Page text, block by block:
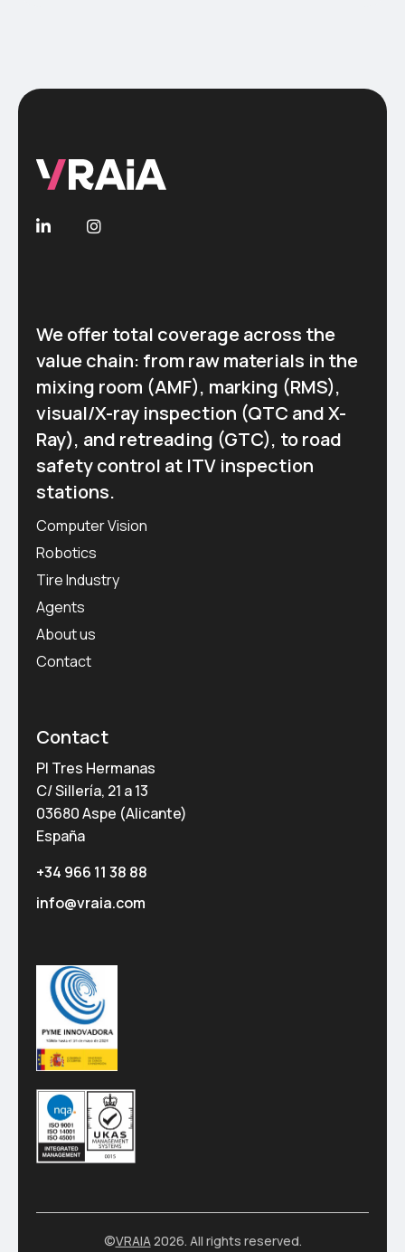
We offer total coverage across the
value chain: from raw materials in the
mixing room (AMF), marking (RMS),
visual/X-ray inspection (QTC and X-
Ray), and retreading (GTC), to road
safety control at ITV inspection
stations.
Computer Vision
Robotics
Tire Industry
Agents
About us
Contact
Contact
PI Tres Hermanas
C/ Sillería, 21 a 13
03680 Aspe (Alicante)
España
+34 966 11 38 88
info@vraia.com
©VRAIA2026. All rights reserved.